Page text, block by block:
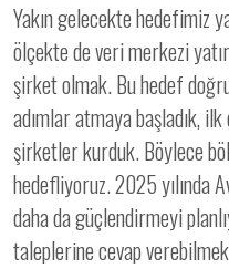
Yakın gelecekte hedefimiz
ölçekte de veri merkezi
şirket olmak. Bu hedef
adımlar atmaya başladık,
şirketler kurduk. Böylece
hedefliyoruz. 2025 yılında
daha da güçlendirmeyi
taleplerine cevap